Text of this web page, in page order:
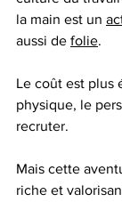
la main est un
aussi de folie.
Le coût est plus
physique, le
recruter.
Mais cette
riche et